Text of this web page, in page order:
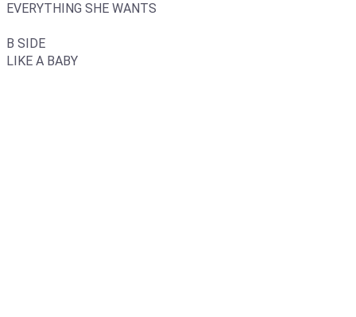
EVERYTHING SHE WANTS
B SIDE
LIKE A BABY